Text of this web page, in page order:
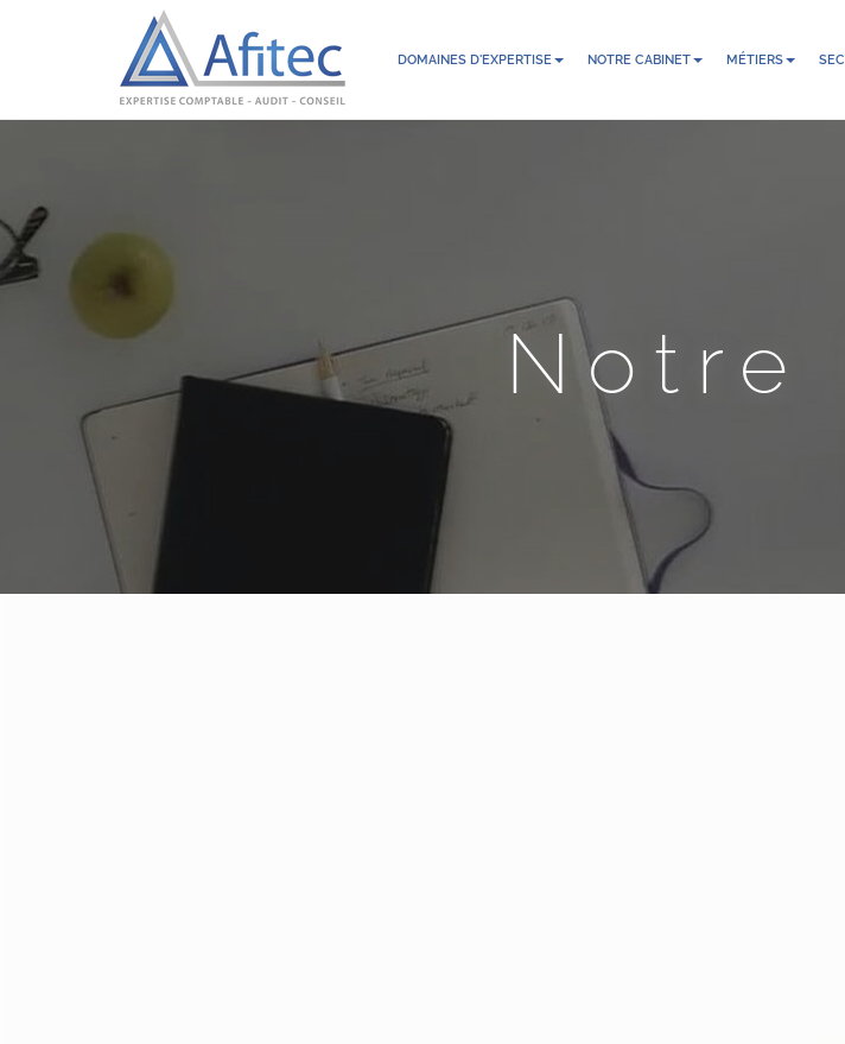
DOMAINES D'EXPERTISE NOTRE CABINET MÉTIERS
Notre